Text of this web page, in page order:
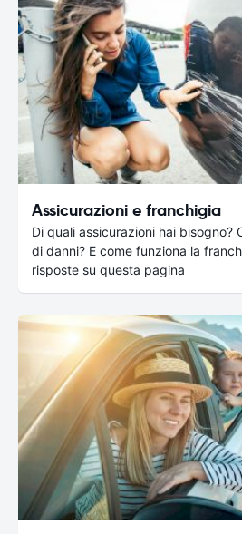
Assicurazioni e franchigia
Di quali assicurazioni hai bisogno?
di danni? E come funziona la
risposte su questa pagina